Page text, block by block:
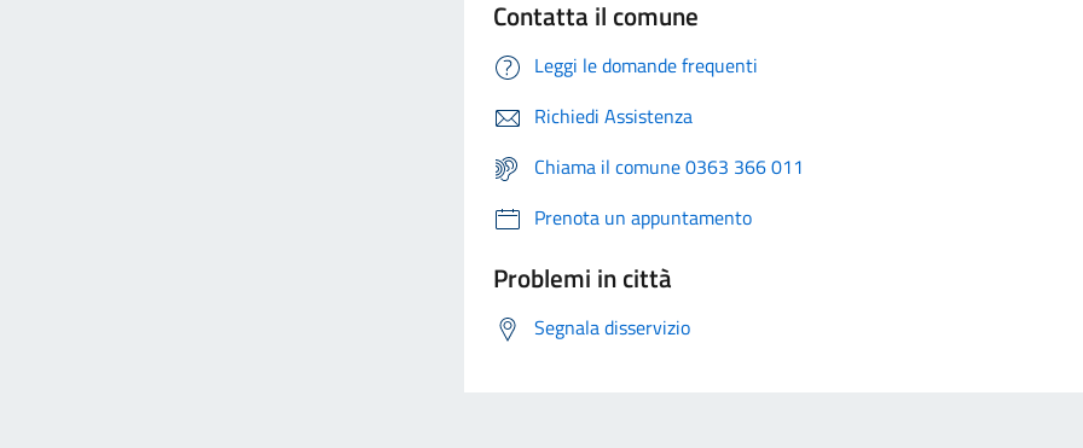
Contatta il comune
Leggi le domande frequenti
Richiedi Assistenza
Chiama il comune 0363 366 011
Prenota un appuntamento
Problemi in città
Segnala disservizio